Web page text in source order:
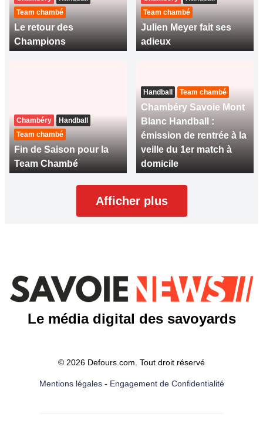
Team chambé
Le retour des
Champions
Team chambé
Julien Meyer fait ses
adieux
Chambéry
Handball
Team chambé
Fin de Saison pour la
Team Chambé
Handball Team chambé
Chambéry Savoie Mont
Blanc Handball :
émission de rentrée à la
veille du 1er match à
domicile
Afficher plus
Le média digital des savoyards
© 2026 Defours.com. Tout droit réservé
Mentions légales- Engagement de Confidentialité